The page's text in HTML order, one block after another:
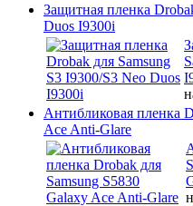
Защитная пленка
Duos I9300i
Антибликовая пленка
Ace Anti-Glare